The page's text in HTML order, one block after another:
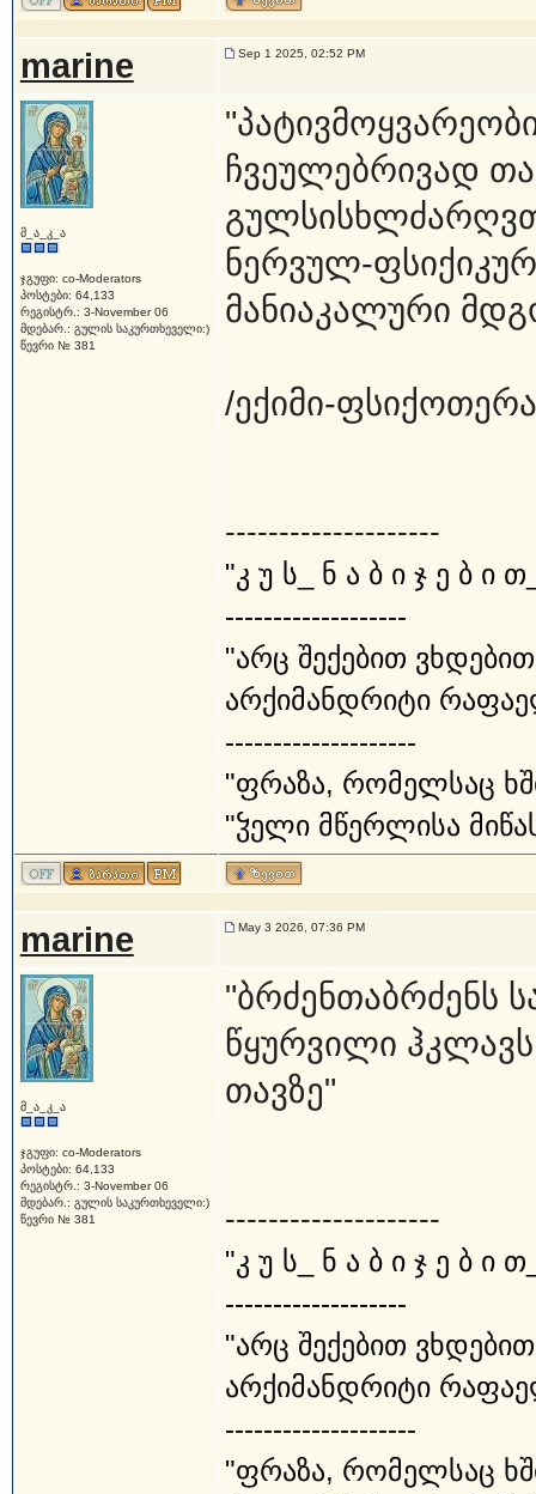
marine Sep 1 2025, 02:52 PM
მ_ა_კ_ა
ჯგუფი: co-Moderators
პოსტები: 64,133
რეგისტრ.: 3-November 06
მდებარ.: გულის საკურთხეველი:)
წევრი № 381
ჩვეულებრივად
ნერვულ-
მანიაკალური
/ექიმი-
--------------------
"კ უ ს_ ნ ა ბ ი ჯ ე ბ ი
-------------------
"არც შექებით
არქიმანდრიტი
--------------------
"ფრაზა, რომელსაც
"ჴელი მწერლისა
marine May 3 2026, 07:36 PM
მ_ა_კ_ა
ჯგუფი: co-Moderators
პოსტები: 64,133
რეგისტრ.: 3-November 06
მდებარ.: გულის საკურთხეველი:)
წევრი № 381
"ბრძენთაბრძენს
წყურვილი
თავზე"
--------------------
"კ უ ს_ ნ ა ბ ი ჯ ე ბ ი
-------------------
"არც შექებით
არქიმანდრიტი
--------------------
"ფრაზა, რომელსაც